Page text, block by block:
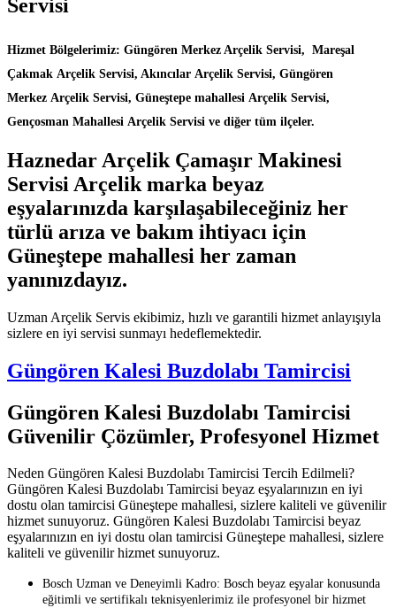
Servisi
Hizmet Bölgelerimiz: Güngören Merkez Arçelik Servisi, Mareşal
Çakmak Arçelik Servisi, Akıncılar Arçelik Servisi, Güngören
Merkez Arçelik Servisi, Güneştepe mahallesi Arçelik Servisi,
Gençosman Mahallesi Arçelik Servisi ve diğer tüm ilçeler.
Haznedar Arçelik Çamaşır Makinesi
Servisi Arçelik marka beyaz
eşyalarınızda karşılaşabileceğiniz her
türlü arıza ve bakım ihtiyacı için
Güneştepe mahallesi her zaman
yanınızdayız.
Uzman Arçelik Servis ekibimiz, hızlı ve garantili hizmet anlayışıyla
sizlere en iyi servisi sunmayı hedeflemektedir.
Güngören Kalesi Buzdolabı Tamircisi
Güngören Kalesi Buzdolabı Tamircisi
Güvenilir Çözümler, Profesyonel Hizmet
Neden Güngören Kalesi Buzdolabı Tamircisi Tercih Edilmeli?
Güngören Kalesi Buzdolabı Tamircisi beyaz eşyalarınızın en iyi
dostu olan tamircisi Güneştepe mahallesi, sizlere kaliteli ve güvenilir
hizmet sunuyoruz. Güngören Kalesi Buzdolabı Tamircisi beyaz
eşyalarınızın en iyi dostu olan tamircisi Güneştepe mahallesi, sizlere
kaliteli ve güvenilir hizmet sunuyoruz.
Bosch Uzman ve Deneyimli Kadro: Bosch beyaz eşyalar konusunda
eğitimli ve sertifikalı teknisyenlerimiz ile profesyonel bir hizmet